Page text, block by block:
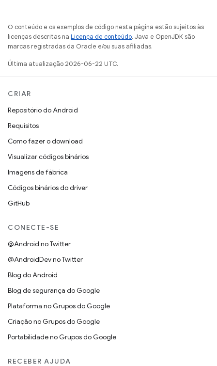
O conteúdo e os exemplos de código nesta página estão sujeitos às
licenças descritas na Licença de conteúdo. Java e OpenJDK são
marcas registradas da Oracle e/ou suas afiliadas.
Última atualização 2026-06-22 UTC.
CRIAR
Repositório do Android
Requisitos
Como fazer o download
Visualizar códigos binários
Imagens de fábrica
Códigos binários do driver
GitHub
CONECTE-SE
@Android no Twitter
@AndroidDev no Twitter
Blog do Android
Blog de segurança do Google
Plataforma no Grupos do Google
Criação no Grupos do Google
Portabilidade no Grupos do Google
RECEBER AJUDA